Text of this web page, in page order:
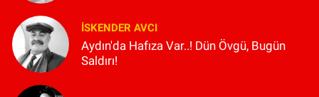
İSKENDER AVCI
Aydın'da Hafıza Var..! Dün Övgü, Bugün
Saldırı!